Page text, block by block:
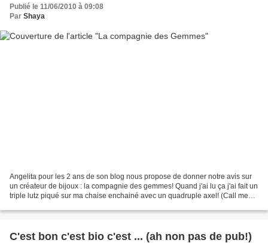
Publié le 11/06/2010 à 09:08
Par Shaya
Angelita pour les 2 ans de son blog nous propose de donner notre avis sur
un créateur de bijoux : la compagnie des gemmes! Quand j'ai lu ça j'ai fait un
triple lutz piqué sur ma chaise enchainé avec un quadruple axel! (Call me
C'est bon c'est bio c'est ... (ah non pas de pub!)